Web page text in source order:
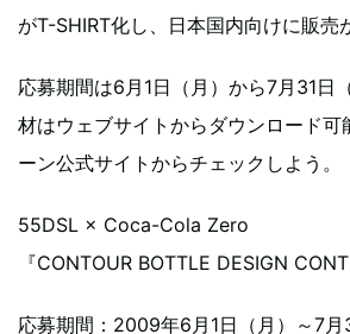
がT-SHIRT化し、日本国内向けに販売
応募期間は6月1日（月）から7月31日
材はウェブサイトからダウンロード可
ーン公式サイトからチェックしよう。
55DSL × Coca-Cola Zero
『CONTOUR BOTTLE DESIGN
応募期間：2009年6月1日（月）～7月